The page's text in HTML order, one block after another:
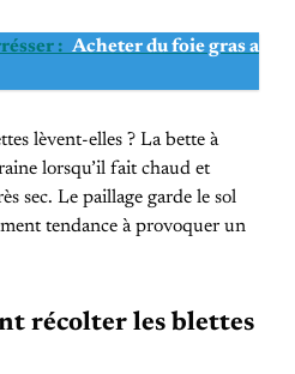
: Acheter du foie gras a
lèvent-elles ? La bette à
lorsqu’il fait chaud et
sec. Le paillage garde le sol
tendance à provoquer un
récolter les blettes